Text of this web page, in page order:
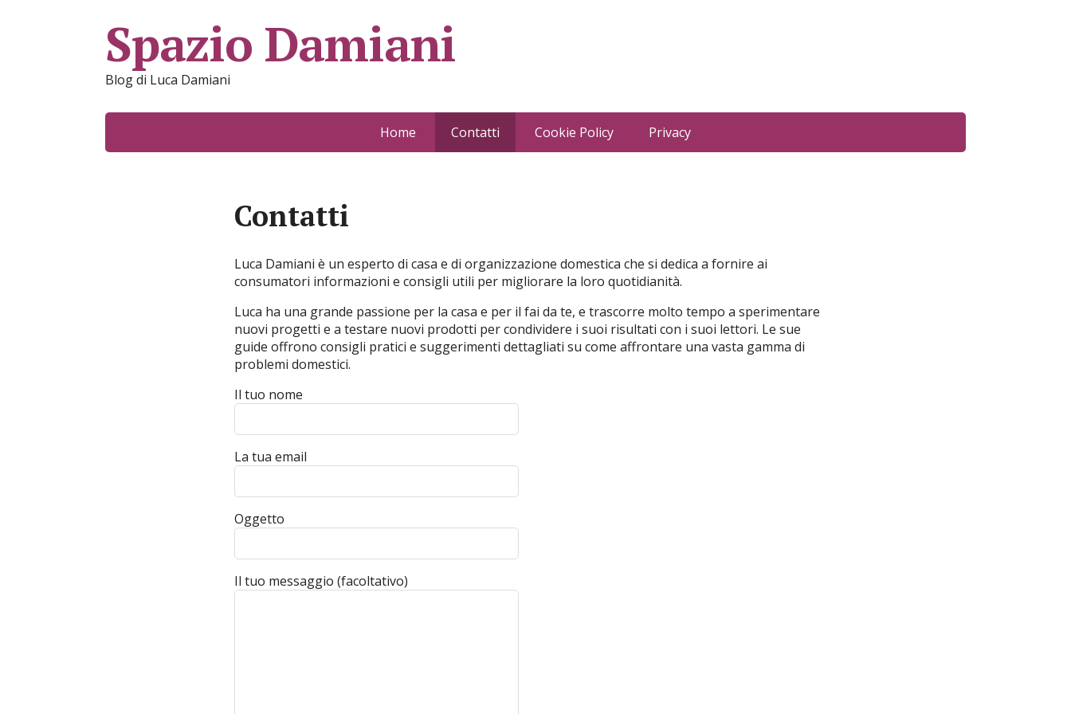
Spazio Damiani
Blog di Luca Damiani
Home Contatti Cookie Policy Privacy
Contatti
Luca Damiani è un esperto di casa e di organizzazione domestica che si dedica a fornire ai
consumatori informazioni e consigli utili per migliorare la loro quotidianità.
Luca ha una grande passione per la casa e per il fai da te, e trascorre molto tempo a sperimentare
nuovi progetti e a testare nuovi prodotti per condividere i suoi risultati con i suoi lettori. Le sue
guide offrono consigli pratici e suggerimenti dettagliati su come affrontare una vasta gamma di
problemi domestici.
Il tuo nome
La tua email
Oggetto
Il tuo messaggio (facoltativo)